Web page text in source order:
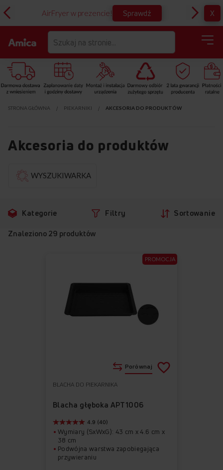
AirFryer w prezencie! Sprawdź X
STRONA GŁÓWNA PIEKARNIKI AKCESORIA DO PRODUKTÓW
Akcesoria do produktów
WYSZUKIWARKA
Kategorie Filtry Sortowanie
Znaleziono 29 produktów
BLACHA DO PIEKARNIKA
Blacha głęboka APT1006
4.9 (40)
Wymiary (SxWxG): 43 cm x 4.6 cm x
38 cm
Podwójna warstwa zapobiegająca
przywieraniu
Porównaj
PROMOCJA
Przejdź